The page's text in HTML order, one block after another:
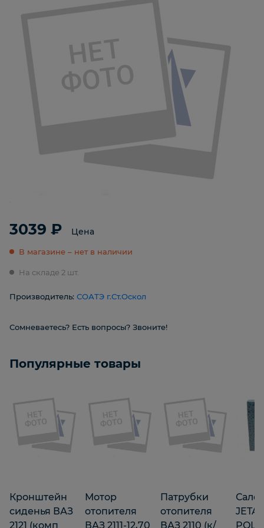
3039 ₽ Цена
В магазине – нет в наличии
На складе 2 шт.
Производитель: СОАТЭ г.Ст.Оскол
Сомневаетесь? Есть вопросы? Звоните!
Популярные товары
Кронштейн
сиденья ВАЗ
2121 (комп
Мотор
отопителя
ВАЗ 2111-12,70
Патрубки
отопителя
ВАЗ 2110 (к/